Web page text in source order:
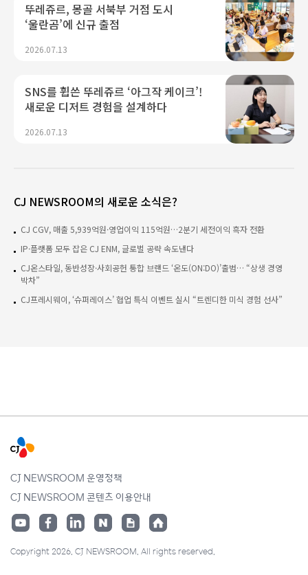
뚜레쥬르, 몽골 서북부 거점 도시
‘울란곰’에 신규 출점
2026.07.13
SNS를 휩쓴 뚜레쥬르 ‘아그작 케이크’!
새로운 디저트 경험을 설계하다
2026.07.13
CJ NEWSROOM의 새로운 소식은?
CJ CGV, 매출 5,939억원·영업이익 115억원…2분기 세전이익 흑자 전환
IP·플랫폼 모두 잡은 CJ ENM, 글로벌 공략 속도낸다
CJ온스타일, 동반성장·사회공헌 통합 브랜드 ‘온도(ON:DO)’출범… “상생 경영
박차”
CJ프레시웨이, ‘슈퍼레이스’ 협업 특식 이벤트 실시 “트렌디한 미식 경험 선사”
CJ NEWSROOM 운영정책
CJ NEWSROOM 콘텐츠 이용안내
Copyright 2026. CJ NEWSROOM. All rights reserved.